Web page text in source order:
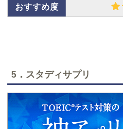
おすすめ度
5．スタディサプリ